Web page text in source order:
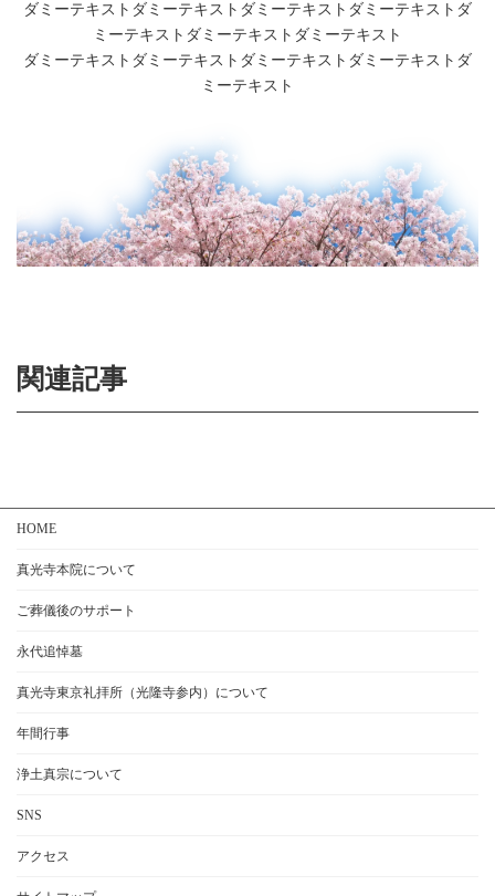
ダミーテキストダミーテキストダミーテキストダミーテキストダ
ミーテキストダミーテキストダミーテキスト
ダミーテキストダミーテキストダミーテキストダミーテキストダ
ミーテキスト
関連記事
HOME
真光寺本院について
ご葬儀後のサポート
永代追悼墓
真光寺東京礼拝所（光隆寺参内）について
年間行事
浄土真宗について
SNS
アクセス